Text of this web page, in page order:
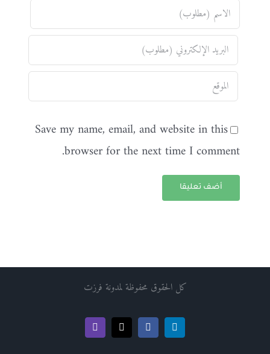
Save my name, email, and website in this
browser for the next time I comment.
كل الحقوق محفوظة لمدونة فرزت
LinkedIn
Facebook
X
Twitch